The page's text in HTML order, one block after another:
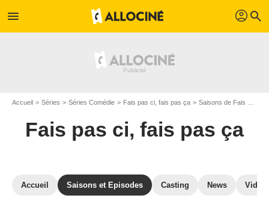
menu profil search
Accueil Séries Séries Comédie Fais pas ci, fais pas ça Saisons de Fais pas ci, fais pas ça
Fais pas ci, fais pas ça
Accueil Saisons et Episodes Casting News